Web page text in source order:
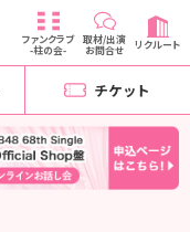
ファンクラブ
-柱の会-
取材/出演
お問合せ リクルート
チケット